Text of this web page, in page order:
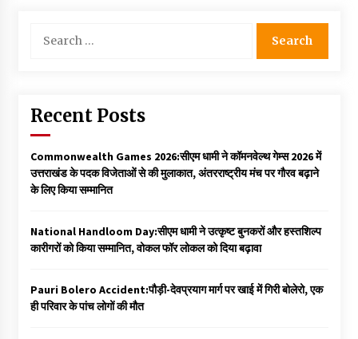
for:
Recent Posts
Commonwealth Games 2026:सीएम धामी ने कॉमनवेल्थ गेम्स 2026 में
उत्तराखंड के पदक विजेताओं से की मुलाकात, अंतरराष्ट्रीय मंच पर गौरव बढ़ाने
के लिए किया सम्मानित
National Handloom Day:सीएम धामी ने उत्कृष्ट बुनकरों और हस्तशिल्प
कारीगरों को किया सम्मानित, वोकल फॉर लोकल को दिया बढ़ावा
Pauri Bolero Accident:पौड़ी-देवप्रयाग मार्ग पर खाई में गिरी बोलेरो, एक
ही परिवार के पांच लोगों की मौत